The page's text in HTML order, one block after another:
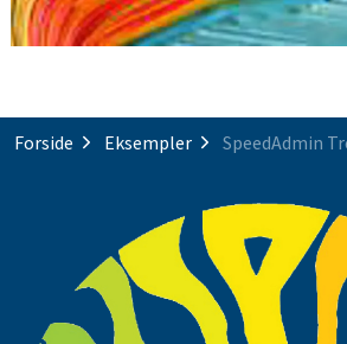
Forside Eksempler SpeedAdmin